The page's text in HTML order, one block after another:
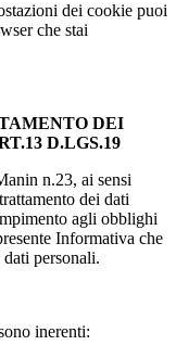
dei cookie puoi
che stai
DEI
D.LGS.19
n.23, ai sensi
dei dati
agli obblighi
Informativa che
personali.
inerenti: